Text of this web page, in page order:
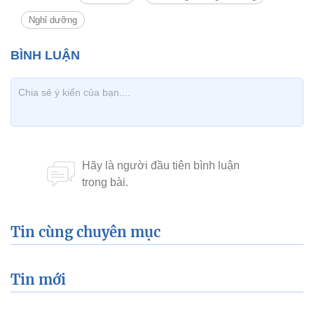
Nghỉ dưỡng
Tin cùng chuyên mục
Tin mới